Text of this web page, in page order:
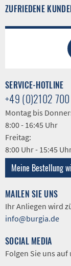
ZUFRIEDENE
SERVICE-HOTLINE
+49 (0)2102
Montag bis
8:00 - 16:45 Uhr
Freitag:
8:00 Uhr - 15:45
Meine Bestellung
MAILEN SIE UNS
Ihr Anliegen wird
info@burgia.de
SOCIAL MEDIA
Folgen Sie uns